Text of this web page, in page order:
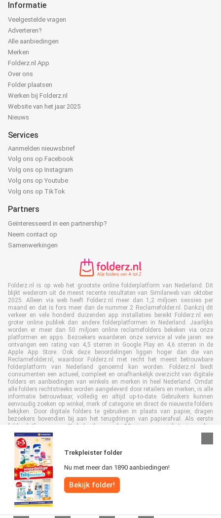
Trekpleister folder
Nu met meer dan 1890 aanbiedingen!
Bekijk folder!
Informatie
Veelgestelde vragen
Adverteren?
Alle aanbiedingen
Merken
Folderz.nl App
Over ons
Folder plaatsen
Werken bij Folderz.nl
Website van het jaar 2025
Nieuws
Services
Aanmelden nieuwsbrief
Volg ons op Facebook
Volg ons op Instagram
Volg ons op Youtube
Volg ons op TikTok
Partners
Geïnteresseerd in een partnership?
Neem contact op
Samenwerkingen
Folderz.nl is op web het grootste online folderplatform van Nederland. Dit
blijkt wederom uit de meest recente resultaten van Similarweb van oktober
2025. Alleen via web heeft Folderz.nl meer dan 1,2 miljoen sessies per
maand en dat is fors meer dan de nummer 2 Reclamefolder.nl. Dankzij dit
verkeer en vele honderd duizenden app installaties bereikt Folderz.nl een
groter online publiek dan andere folderplatformen in Nederland. Jaarlijks
worden er meer dan 50 miljoen online reclamefolders bekeken via onze
platformen en apps. Bezoekers waarderen onze service al vele jaren: we
ontvangen een rating van 4,5 sterren in Google Play en 4,6 sterren in de
Apple App Store. Ook deze beoordelingen liggen hoger dan die van
Reclamefolder.nl, waardoor Folderz.nl met recht het meest betrouwbare
folderplatform van Nederland genoemd kan worden. Folderz.nl biedt
consumenten een actueel, compleet en onafhankelijk overzicht van digitale
folders en aanbiedingen van winkels en merken in heel Nederland. Omdat
alle folders rechtstreeks worden aangeleverd door retailers en merken, is alle
informatie betrouwbaar, volledig en altijd up-to-date. Gebruikers kunnen
eenvoudig zoeken op winkel, merk of categorie en direct de nieuwste folders
bekijken. Door digitale folders te gebruiken in plaats van papier, dragen
bezoekers bovendien bij aan het terugdringen van papierafval. Als eerste
folderplatform van Nederland en al 19 jaar specialist in online
folderpublicaties, heeft Folderz.nl duurzame samenwerkingen opgebouwd
met retailers en merken. Hierdoor zijn we uitgegroeid tot de toonaangevende
speler in de digitale foldermarkt.
Alle rechten voorbehouden © Folderz.nl 2026 |